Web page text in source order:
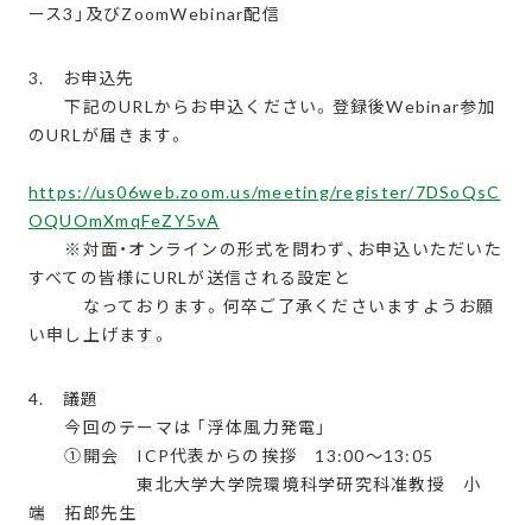
ース3」及びZoomWebinar配信
3. お申込先
下記のURLからお申込ください。登録後Webinar参加
のURLが届きます。
https://us06web.zoom.us/meeting/register/7DSoQsC
OQUOmXmqFeZY5vA
※対面・オンラインの形式を問わず、お申込いただいた
すべての皆様にURLが送信される設定と
なっております。何卒ご了承くださいますようお願
い申し上げます。
4. 議題
今回のテーマは 「浮体風力発電」
①開会 ICP代表からの挨拶 13:00～13:05
東北大学大学院環境科学研究科准教授 小
端 拓郎先生